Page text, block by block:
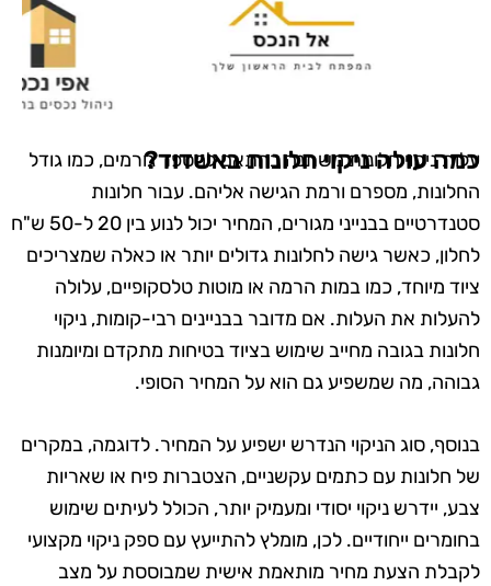
כמה עולה ניקוי חלונות באשדוד?
עלות ניקוי חלונות משתנה בהתאם למספר גורמים, כמו גודל
החלונות, מספרם ורמת הגישה אליהם. עבור חלונות
סטנדרטיים בבנייני מגורים, המחיר יכול לנוע בין 20 ל-50 ש"ח
לחלון, כאשר גישה לחלונות גדולים יותר או כאלה שמצריכים
ציוד מיוחד, כמו במות הרמה או מוטות טלסקופיים, עלולה
להעלות את העלות. אם מדובר בבניינים רבי-קומות, ניקוי
חלונות בגובה מחייב שימוש בציוד בטיחות מתקדם ומיומנות
גבוהה, מה שמשפיע גם הוא על המחיר הסופי.
בנוסף, סוג הניקוי הנדרש ישפיע על המחיר. לדוגמה, במקרים
של חלונות עם כתמים עקשניים, הצטברות פיח או שאריות
צבע, יידרש ניקוי יסודי ומעמיק יותר, הכולל לעיתים שימוש
בחומרים ייחודיים. לכן, מומלץ להתייעץ עם ספק ניקוי מקצועי
לקבלת הצעת מחיר מותאמת אישית שמבוססת על מצב